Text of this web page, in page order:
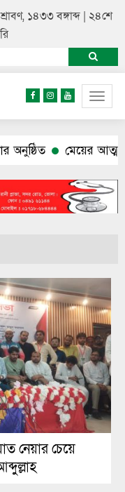
১৪৩৩ বঙ্গাব্দ | ২৪শে
আত্মহত্যার পর পুলিশ
নেয়ার চেয়ে